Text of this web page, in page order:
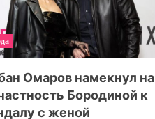
Омаров намекнул на
Бородиной к
с женой